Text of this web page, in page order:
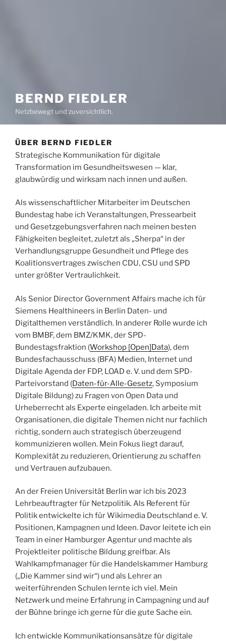
BERND FIEDLER
Netzbewegt und zuversichtlich.
ÜBER BERND FIEDLER
Strategische Kommunikation für digitale
Transformation im Gesundheitswesen — klar,
glaubwürdig und wirksam nach innen und außen.
Als wissenschaftlicher Mitarbeiter im Deutschen
Bundestag habe ich Veranstaltungen, Pressearbeit
und Gesetzgebungsverfahren nach meinen besten
Fähigkeiten begleitet, zuletzt als „Sherpa“ in der
Verhandlungsgruppe Gesundheit und Pflege des
Koalitionsvertrages zwischen CDU, CSU und SPD
unter größter Vertraulichkeit.
Als Senior Director Government Affairs mache ich für
Siemens Healthineers in Berlin Daten- und
Digitalthemen verständlich. In anderer Rolle wurde ich
vom BMBF, dem BMZ/KMK, der SPD-
Bundestagsfraktion (Workshop [Open]Data), dem
Bundesfachausschuss (BFA) Medien, Internet und
Digitale Agenda der FDP, LOAD e. V. und dem SPD-
Parteivorstand (Daten-für-Alle-Gesetz, Symposium
Digitale Bildung) zu Fragen von Open Data und
Urheberrecht als Experte eingeladen. Ich arbeite mit
Organisationen, die digitale Themen nicht nur fachlich
richtig, sondern auch strategisch überzeugend
kommunizieren wollen. Mein Fokus liegt darauf,
Komplexität zu reduzieren, Orientierung zu schaffen
und Vertrauen aufzubauen.
An der Freien Universität Berlin war ich bis 2023
Lehrbeauftragter für Netzpolitik. Als Referent für
Politik entwickelte ich für Wikimedia Deutschland e. V.
Positionen, Kampagnen und Ideen. Davor leitete ich ein
Team in einer Hamburger Agentur und machte als
Projektleiter politische Bildung greifbar. Als
Wahlkampfmanager für die Handelskammer Hamburg
(„Die Kammer sind wir“) und als Lehrer an
weiterführenden Schulen lernte ich viel. Mein
Netzwerk und meine Erfahrung in Campagning und auf
der Bühne bringe ich gerne für die gute Sache ein.
Ich entwickle Kommunikationsansätze für digitale